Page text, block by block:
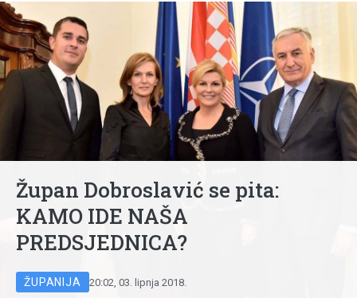
Župan Dobroslavić se pita:
KAMO IDE NAŠA
PREDSJEDNICA?
ŽUPANIJA 20:02, 03. lipnja 2018.